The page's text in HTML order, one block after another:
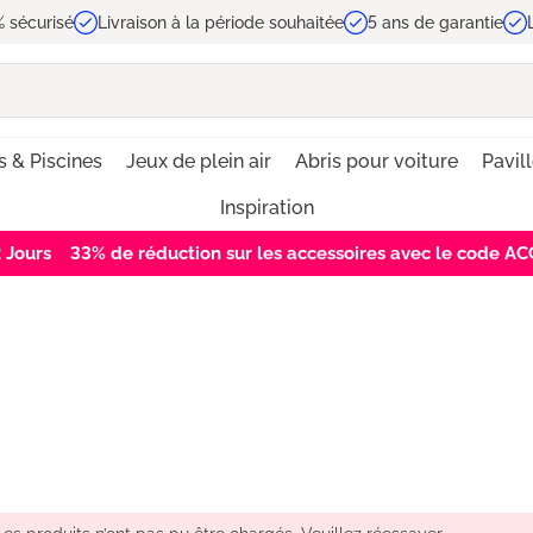
sécurisé Livraison à la période souhaitée 5 ans de garantie
& Piscines Jeux de plein air Abris pour voiture
Inspiration
Jours 33% de réduction sur les accessoires avec le code